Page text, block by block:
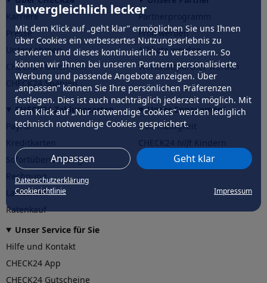
Unvergleichlich lecker
Mit dem Klick auf „geht klar” ermöglichen Sie uns Ihnen
über Cookies ein verbessertes Nutzungserlebnis zu
servieren und dieses kontinuierlich zu verbessern. So
können wir Ihnen bei unseren Partnern personalisierte
Werbung und passende Angebote anzeigen. Über
„anpassen” können Sie Ihre persönlichen Präferenzen
festlegen. Dies ist auch nachträglich jederzeit möglich. Mit
dem Klick auf „Nur notwendige Cookies” werden lediglich
technisch notwendige Cookies gespeichert.
Anpassen Geht klar
Datenschutzerklärung
Cookierichtlinie
Impressum
Karriere
Presse
Unternehmen
CHECK24 Österreich
CHECK24 Spanien
Partnerprogramm
Profi werden
Affiliate werden
Werkstattpartner werden
CHECK24 Zahlungsarten
PayPal
Sofortüberweisung
Rechnung
Lastschrift
Ratenkauf
Unser Engagement
Nachhaltigkeit
CHECK24hilftder Natur
Unser Service für Sie
Hilfe und Kontakt
CHECK24 App
CHECK24 Gutscheine